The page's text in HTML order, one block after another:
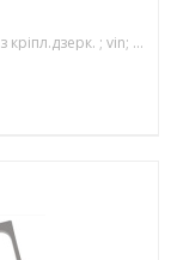
Примітка: зел.; кріп.датч.волог./світл./запотів. ; з кріпл.дзерк. ; vin; з молд.; акуст; 1598*942